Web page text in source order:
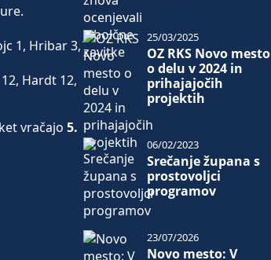
1, Hribar 3,
Hardt 12,
vračajo 5.
OZ RKS Novo mesto
o delu v 2024 in
prihajajočih
projektih
25/03/2025
Srečanje župana s
prostovoljci
programov
06/02/2023
Novo mesto: V
23/07/2026